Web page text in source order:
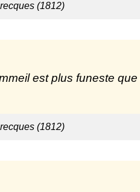
(1812)
est plus funeste que
(1812)